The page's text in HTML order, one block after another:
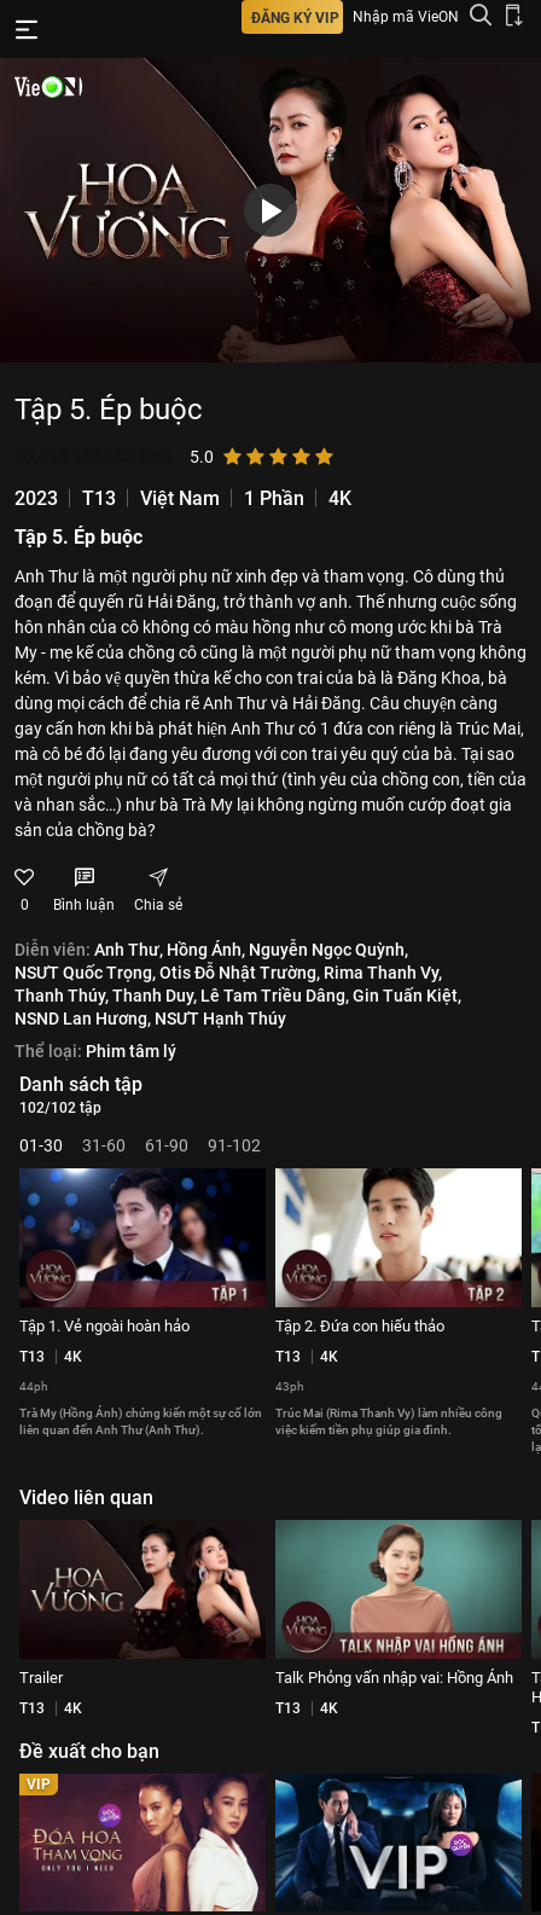
ĐĂNG KÝ VIP Nhập mã VieON
Tập 5. Ép buộc
5.0
2023 T13 Việt Nam 1 Phần
4K
Tập 5. Ép buộc
Anh Thư là một người phụ nữ xinh đẹp và tham vọng. Cô dùng thủ
đoạn để quyến rũ Hải Đăng, trở thành vợ anh. Thế nhưng cuộc sống
hôn nhân của cô không có màu hồng như cô mong ước khi bà Trà
My - mẹ kế của chồng cô cũng là một người phụ nữ tham vọng không
kém. Vì bảo vệ quyền thừa kế cho con trai của bà là Đăng Khoa, bà
dùng mọi cách để chia rẽ Anh Thư và Hải Đăng. Câu chuyện càng
gay cấn hơn khi bà phát hiện Anh Thư có 1 đứa con riêng là Trúc Mai,
mà cô bé đó lại đang yêu đương với con trai yêu quý của bà. Tại sao
một người phụ nữ có tất cả mọi thứ (tình yêu của chồng con, tiền của
và nhan sắc…) như bà Trà My lại không ngừng muốn cướp đoạt gia
sản của chồng bà?
0 Bình luận Chia sẻ
Diễn viên: Anh Thư, Hồng Ánh, Nguyễn Ngọc Quỳnh,
NSƯT Quốc Trọng,Otis Đỗ Nhật Trường, Rima Thanh Vy,
Thanh Thúy,Thanh Duy, Lê Tam Triều Dâng,Gin Tuấn Kiệt,
NSND Lan Hương, NSƯT Hạnh Thúy
Thể loại: Phim tâm lý
Danh sách tập
102/102 tập
01-30 31-60 61-90 91-102
Tập 1. Vẻ ngoài hoàn hảo
T13 4K
44ph
Trà My (Hồng Ánh) chứng kiến một sự cố lớn
liên quan đến Anh Thư (Anh Thư).
Tập 2. Đứa con hiếu thảo
T13 4K
43ph
Trúc Mai (Rima Thanh Vy) làm nhiều công
việc kiếm tiền phụ giúp gia đình.
Video liên quan
Trailer
T13 4K
Talk Phỏng vấn nhập vai: Hồng Ánh
T13 4K
Đề xuất cho bạn
VIP